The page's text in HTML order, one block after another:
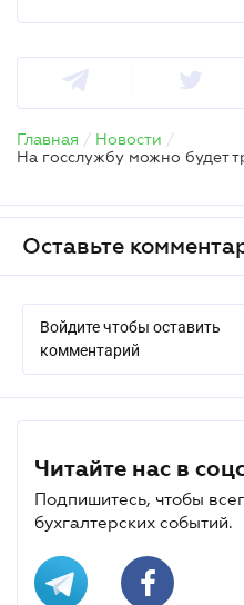
Главная / Новости /
Оставьте
Войдите чтобы оставить
комментарий
Читайте нас в
Подпишитесь, чтобы
бухгалтерских событий.